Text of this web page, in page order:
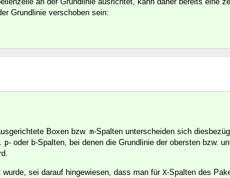
Grundlinie verschoben sein:
Boxen bzw. m-Spalten unterscheiden sich
p- oder b-Spalten, bei denen die Grundlinie der obersten bzw.
sei darauf hingewiesen, dass man für X-Spalten des